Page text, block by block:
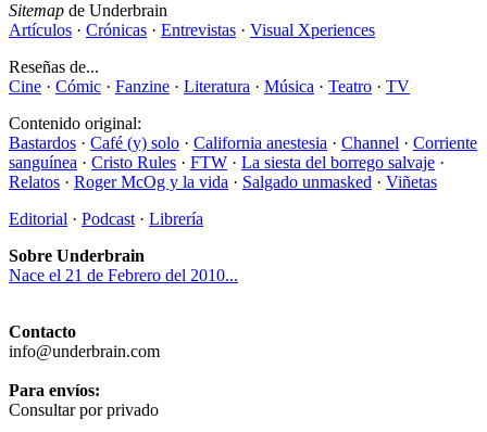
Sitemap de Underbrain
Artículos · Crónicas · Entrevistas · Visual Xperiences
Reseñas de...
Cine · Cómic · Fanzine · Literatura · Música · Teatro · TV
Contenido original:
Bastardos · Café (y) solo · California anestesia · Channel · Corriente
sanguínea · Cristo Rules · FTW · La siesta del borrego salvaje ·
Relatos · Roger McOg y la vida · Salgado unmasked · Viñetas
Editorial · Podcast · Librería
Sobre Underbrain
Nace el 21 de Febrero del 2010...
Contacto
info@underbrain.com
Para envíos:
Consultar por privado